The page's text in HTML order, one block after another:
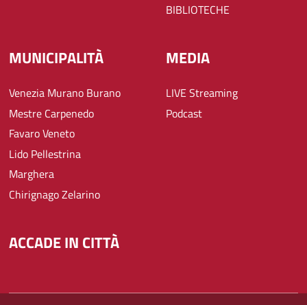
BIBLIOTECHE
MUNICIPALITÀ
Venezia Murano Burano
Mestre Carpenedo
Favaro Veneto
Lido Pellestrina
Marghera
Chirignago Zelarino
MEDIA
LIVE Streaming
Podcast
ACCADE IN CITTÀ